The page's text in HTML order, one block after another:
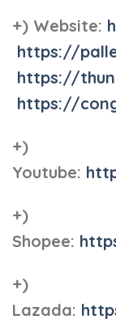
+) Website:
https://
https://
https://
+)
Youtube:
+)
Shopee:
+)
Lazada: